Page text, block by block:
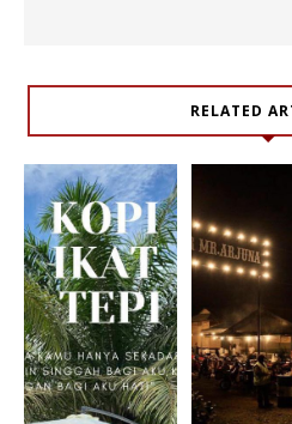
RELATED